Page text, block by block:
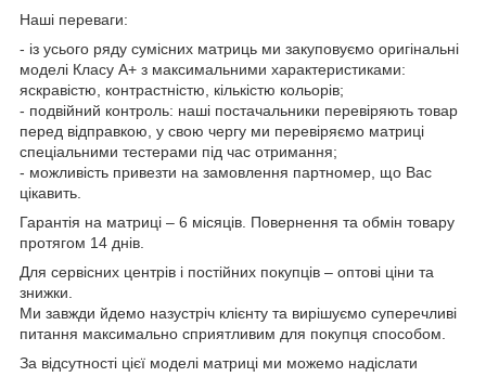
Наші переваги:
- із усього ряду сумісних матриць ми закуповуємо оригінальні
моделі Класу А+ з максимальними характеристиками:
яскравістю, контрастністю, кількістю кольорів;
- подвійний контроль: наші постачальники перевіряють товар
перед відправкою, у свою чергу ми перевіряємо матриці
спеціальними тестерами під час отримання;
- можливість привезти на замовлення партномер, що Вас
цікавить.
Гарантія на матриці – 6 місяців. Повернення та обмін товару
протягом 14 днів.
Для сервісних центрів і постійних покупців – оптові ціни та
знижки.
Ми завжди йдемо назустріч клієнту та вирішуємо суперечливі
питання максимально сприятливим для покупця способом.
За відсутності цієї моделі матриці ми можемо надіслати